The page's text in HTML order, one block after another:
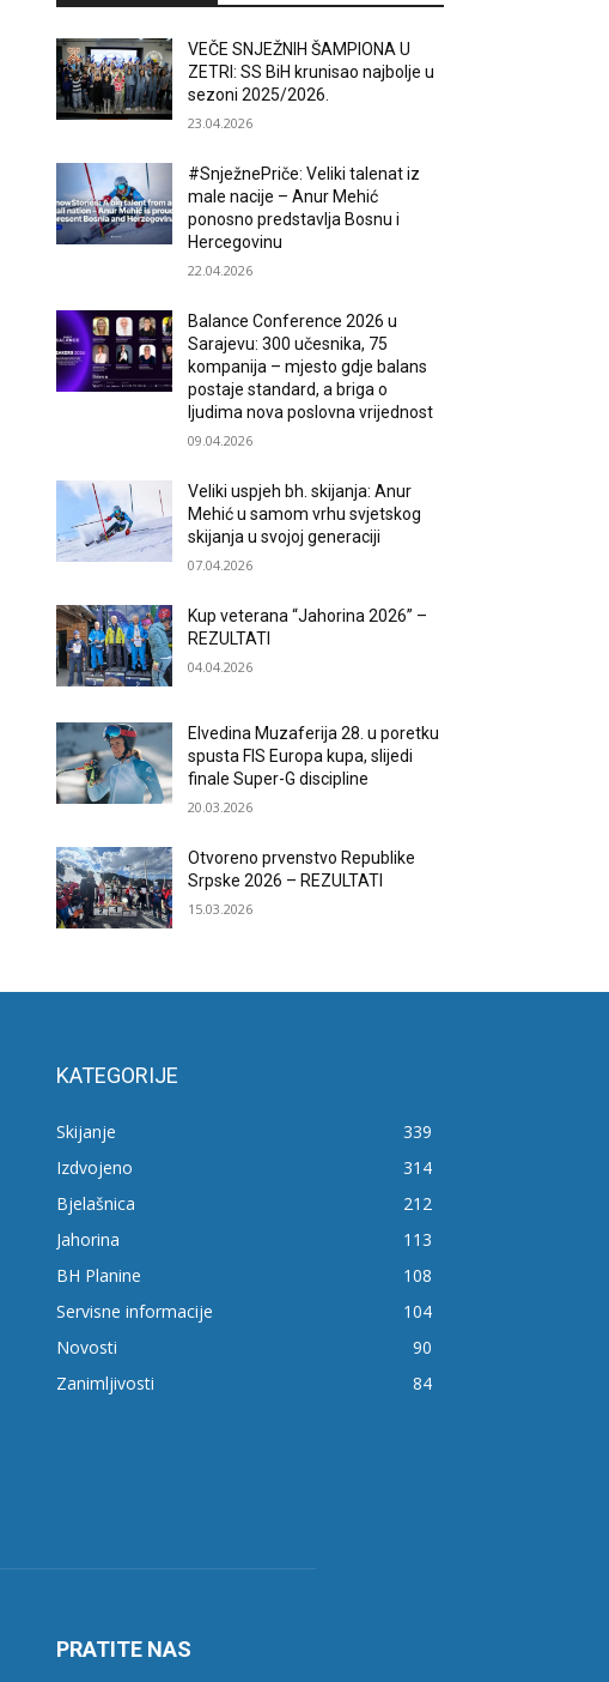
VEČE SNJEŽNIH ŠAMPIONA U
ZETRI: SS BiH krunisao najbolje u
sezoni 2025/2026.
23.04.2026
#SnježnePriče: Veliki talenat iz
male nacije – Anur Mehić
ponosno predstavlja Bosnu i
Hercegovinu
22.04.2026
Balance Conference 2026 u
Sarajevu: 300 učesnika, 75
kompanija – mjesto gdje balans
postaje standard, a briga o
ljudima nova poslovna vrijednost
09.04.2026
Veliki uspjeh bh. skijanja: Anur
Mehić u samom vrhu svjetskog
skijanja u svojoj generaciji
07.04.2026
Kup veterana “Jahorina 2026” –
REZULTATI
04.04.2026
Elvedina Muzaferija 28. u poretku
spusta FIS Europa kupa, slijedi
finale Super-G discipline
20.03.2026
Otvoreno prvenstvo Republike
Srpske 2026 – REZULTATI
15.03.2026
KATEGORIJE
Skijanje
339
Izdvojeno
314
Bjelašnica
212
Jahorina
113
BH Planine
108
Servisne informacije
104
Novosti
90
Zanimljivosti
84
PRATITE NAS